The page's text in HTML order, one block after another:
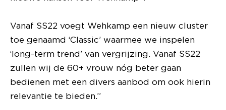
Vanaf SS22 voegt Wehkamp een nieuw cluster
toe genaamd ‘Classic’ waarmee we inspelen
‘long-term trend’ van vergrijzing. Vanaf SS22
zullen wij de 60+ vrouw nóg beter gaan
bedienen met een divers aanbod om ook hierin
relevantie te bieden.”